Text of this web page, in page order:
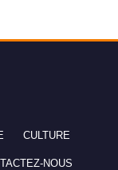
CULTURE
NOUS